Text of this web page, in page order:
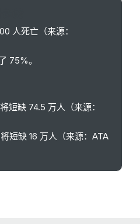
人死亡（来源：
75%。
短缺 74.5 万人（来源：
短缺 16 万人（来源：ATA